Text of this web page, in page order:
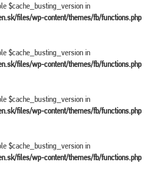
$cache_busting_version in
files/wp-content/themes/fb/functions.php
$cache_busting_version in
files/wp-content/themes/fb/functions.php
$cache_busting_version in
files/wp-content/themes/fb/functions.php
$cache_busting_version in
files/wp-content/themes/fb/functions.php